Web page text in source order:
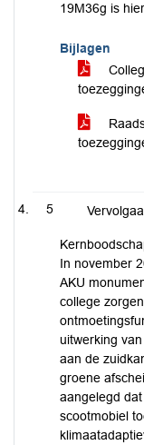
19M36g is
Bijlagen
5
In november
AKU
college
uitwerking
aan de
groene
aangelegd
scootmobiel